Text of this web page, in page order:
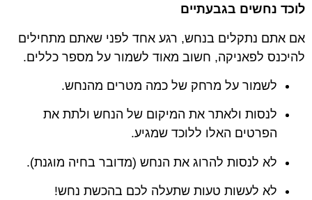
לוכד נחשים בגבעתיים
אם אתם נתקלים בנחש, רגע אחד לפני שאתם מתחילים
להיכנס לפאניקה, חשוב מאוד לשמור על מספר כללים.
לשמור על מרחק של כמה מטרים מהנחש.
לנסות ולאתר את המיקום של הנחש ולתת את
הפרטים האלו ללוכד שמגיע.
לא לנסות להרוג את הנחש (מדובר בחיה מוגנת).
לא לעשות טעות שתעלה לכם בהכשת נחש!